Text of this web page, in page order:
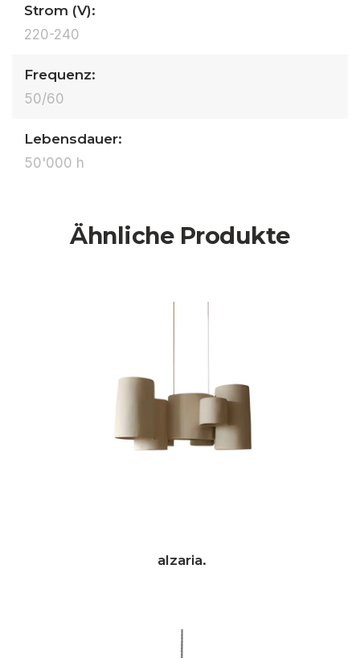
Strom (V):
220-240
Frequenz:
50/60
Lebensdauer:
50'000 h
Ähnliche Produkte
alzaria.